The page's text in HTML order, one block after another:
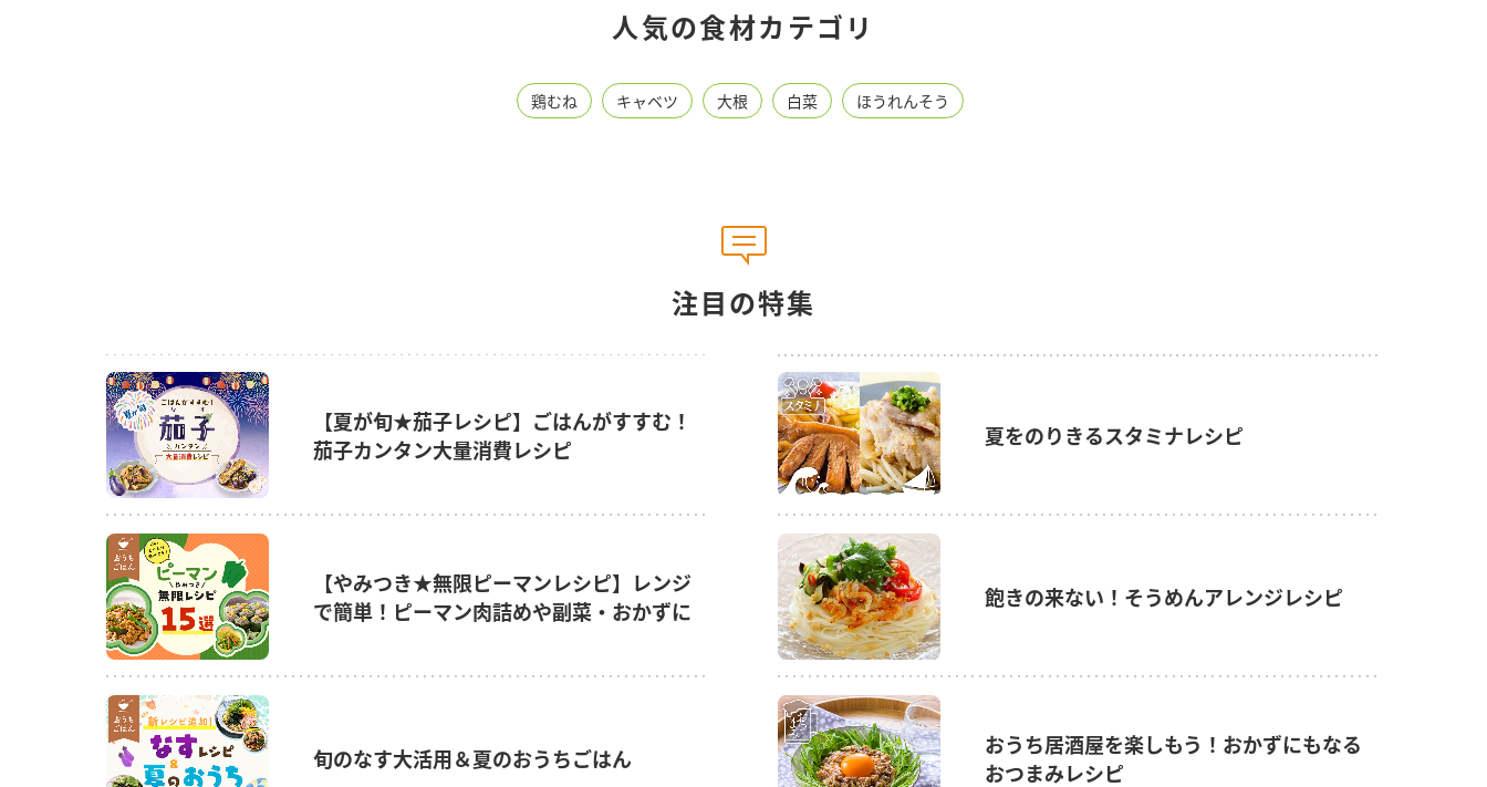
人気の食材カテゴリ
鶏むね キャベツ 大根 白菜 ほうれんそう
注目の特集
【夏が旬★茄子レシピ】ごはんがすすむ！
茄子カンタン大量消費レシピ
夏をのりきるスタミナレシピ
【やみつき★無限ピーマンレシピ】レンジ
で簡単！ピーマン肉詰めや副菜・おかずに
飽きの来ない！そうめんアレンジレシピ
旬のなす大活用＆夏のおうちごはん
おうち居酒屋を楽しもう！おかずにもなる
おつまみレシピ